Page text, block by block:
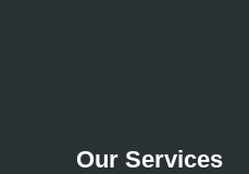
Our Services